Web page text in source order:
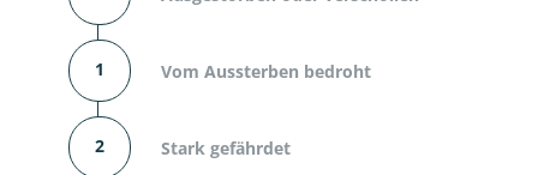
1 Vom Aussterben bedroht
2 Stark gefährdet